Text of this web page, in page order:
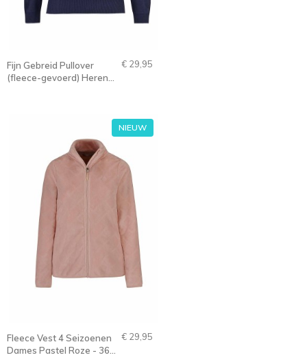
Fijn Gebreid Pullover
(fleece-gevoerd) Heren
€ 29,95
NIEUW
Fleece Vest 4 Seizoenen
Dames Pastel Roze - 36-
€ 29,95